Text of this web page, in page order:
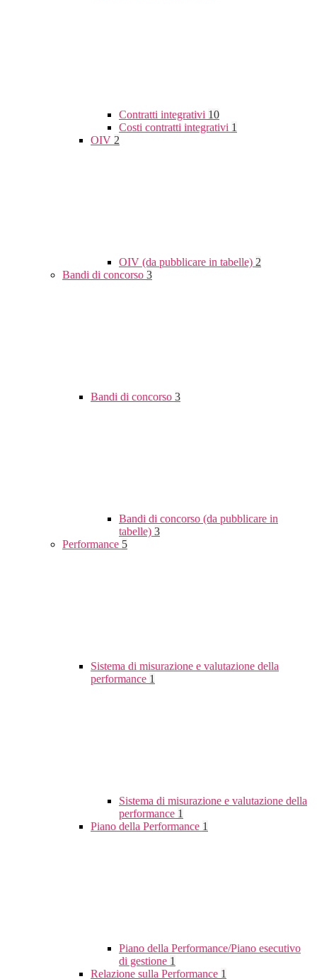
Contratti integrativi 10
Costi contratti integrativi 1
OIV 2
OIV (da pubblicare in tabelle) 2
Bandi di concorso 3
Bandi di concorso 3
Bandi di concorso (da pubblicare in
tabelle) 3
Performance 5
Sistema di misurazione e valutazione della
performance 1
Sistema di misurazione e valutazione della
performance 1
Piano della Performance 1
Piano della Performance/Piano esecutivo
di gestione 1
Relazione sulla Performance 1